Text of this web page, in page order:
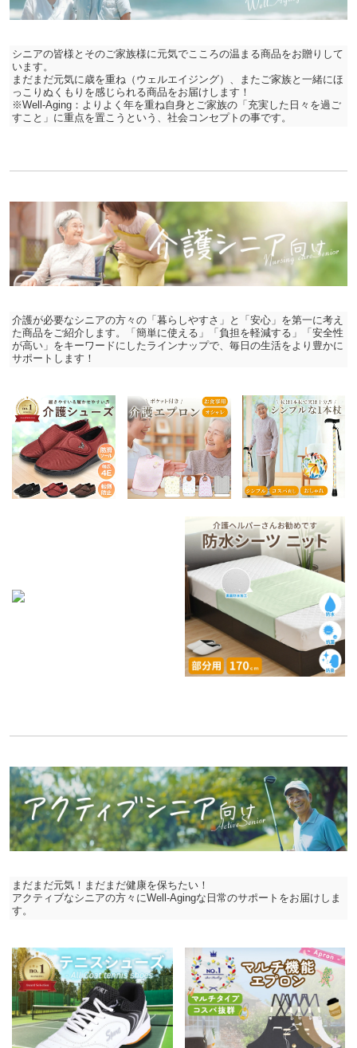
シニアの皆様とそのご家族様に元気でこころの温まる商品をお贈りして
います。
まだまだ元気に歳を重ね（ウェルエイジング）、またご家族と一緒にほ
っこりぬくもりを感じられる商品をお届けします！
※Well-Aging：よりよく年を重ね自身とご家族の「充実した日々を過ご
すこと」に重点を置こうという、社会コンセプトの事です。
介護が必要なシニアの方々の「暮らしやすさ」と「安心」を第一に考え
た商品をご紹介します。「簡単に使える」「負担を軽減する」「安全性
が高い」をキーワードにしたラインナップで、毎日の生活をより豊かに
サポートします！
まだまだ元気！まだまだ健康を保ちたい！
アクティブなシニアの方々にWell-Agingな日常のサポートをお届けしま
す。